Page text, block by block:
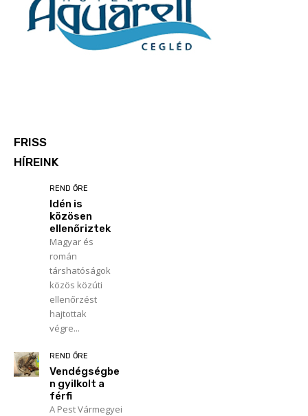
FRISS
HÍREINK
REND ŐRE
Idén is
közösen
ellenőriztek
Magyar és
román
társhatóságok
közös közúti
ellenőrzést
hajtottak
végre...
REND ŐRE
Vendégségbe
n gyilkolt a
férfi
A Pest Vármegyei